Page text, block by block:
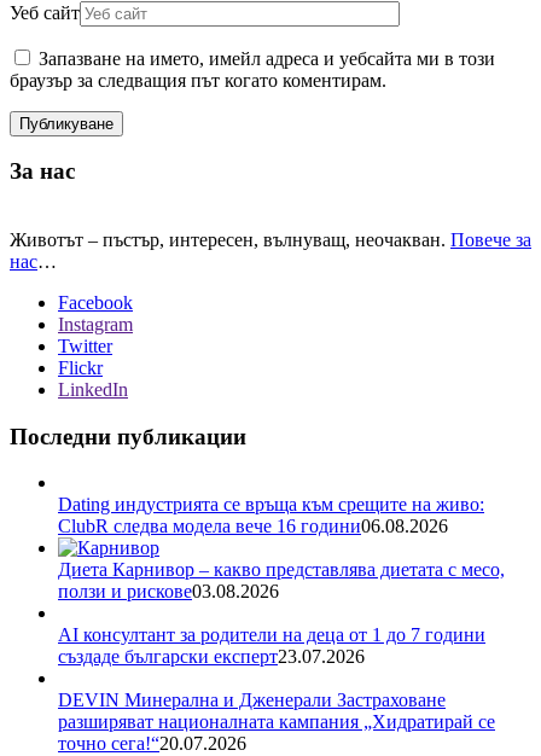
Уеб сайт
Запазване на името, имейл адреса и уебсайта ми в този
браузър за следващия път когато коментирам.
За нас
Животът – пъстър, интересен, вълнуващ, неочакван. Повече за
нас…
Facebook
Instagram
Twitter
Flickr
LinkedIn
Последни публикации
Dating индустрията се връща към срещите на живо:
ClubR следва модела вече 16 години06.08.2026
Диета Карнивор – какво представлява диетата с месо,
ползи и рискове03.08.2026
AI консултант за родители на деца от 1 до 7 години
създаде български експерт23.07.2026
DEVIN Минерална и Дженерали Застраховане
разширяват националната кампания „Хидратирай се
точно сега!“20.07.2026